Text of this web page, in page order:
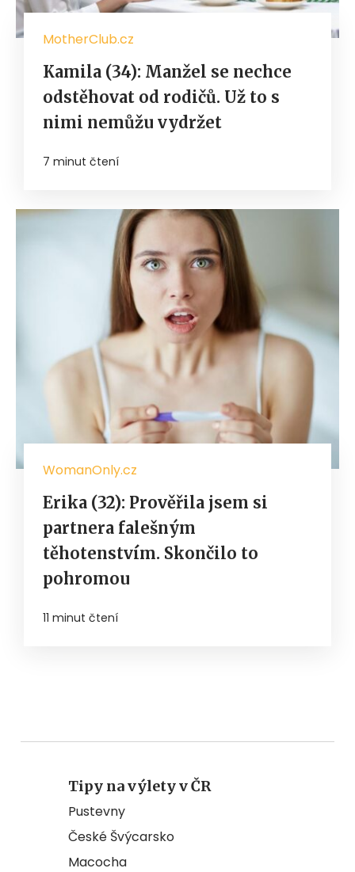
MotherClub.cz
Kamila (34): Manžel se nechce
odstěhovat od rodičů. Už to s
nimi nemůžu vydržet
7 minut čtení
WomanOnly.cz
Erika (32): Prověřila jsem si
partnera falešným
těhotenstvím. Skončilo to
pohromou
11 minut čtení
Tipy na výlety v ČR
Pustevny
České Švýcarsko
Macocha